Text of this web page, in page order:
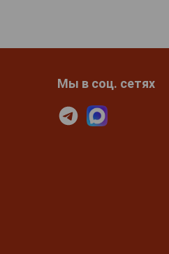
Мы в соц. сетях